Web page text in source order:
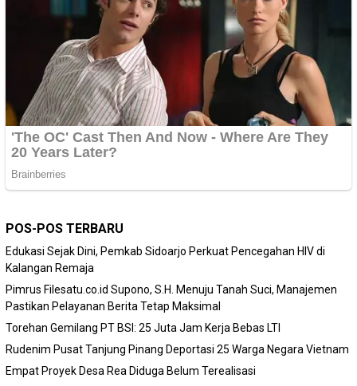
POS-POS TERBARU
Edukasi Sejak Dini, Pemkab Sidoarjo Perkuat Pencegahan HIV di
Kalangan Remaja
Pimrus Filesatu.co.id Supono, S.H. Menuju Tanah Suci, Manajemen
Pastikan Pelayanan Berita Tetap Maksimal
Torehan Gemilang PT BSI: 25 Juta Jam Kerja Bebas LTI
Rudenim Pusat Tanjung Pinang Deportasi 25 Warga Negara Vietnam
Empat Proyek Desa Rea Diduga Belum Terealisasi